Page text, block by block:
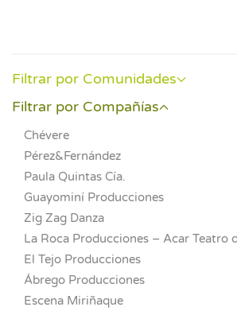
Filtrar por Comunidades
Filtrar por Compañías
Chévere
Pérez&Fernández
Paula Quintas Cía.
Guayominí Producciones
Zig Zag Danza
La Roca Producciones – Acar Teatro
El Tejo Producciones
Ábrego Producciones
Escena Miriñaque